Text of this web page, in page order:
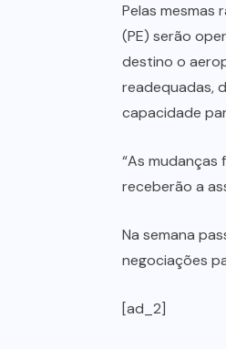
Pelas mesmas
(PE) serão
destino o
readequadas,
capacidade
“As
receberão a
Na semana
negociações
[ad_2]